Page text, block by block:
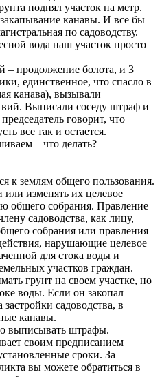
поднял участок на метр.
канавы. И все бы
по садоводству.
вода наш участок просто
– продолжение болота, и 3
единственное, что спасло в
канава), вызывали
Выписали соседу штраф и
говорит, что
все так и остается.
– что делать?
к землям общего пользования.
или изменять их целевое
общего собрания. Правление
садоводства, как лицу,
собрания или правления
нарушающие целевое
для стока воды и
участков граждан.
грунт на своем участке, но
воды. Если он закопал
садоводства, в
канавы.
выписывать штрафы.
своим предписанием
сроки. За
вы можете обратиться в